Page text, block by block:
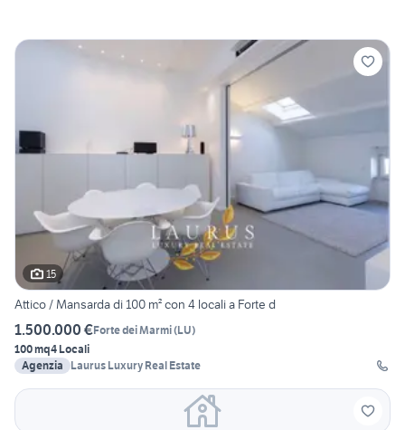
15
Attico / Mansarda di 100 m² con 4 locali a Forte d
1.500.000 €Forte dei Marmi(LU)
100 mq4 Locali
Agenzia
Laurus Luxury Real Estate